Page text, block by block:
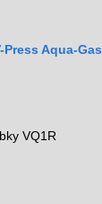
Aqua-Gas
VQ1R